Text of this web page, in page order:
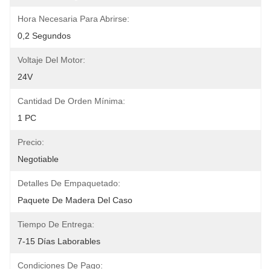
Hora Necesaria Para Abrirse:
0,2 Segundos
Voltaje Del Motor:
24V
Cantidad De Orden Mínima:
1 PC
Precio:
Negotiable
Detalles De Empaquetado:
Paquete De Madera Del Caso
Tiempo De Entrega:
7-15 Días Laborables
Condiciones De Pago: